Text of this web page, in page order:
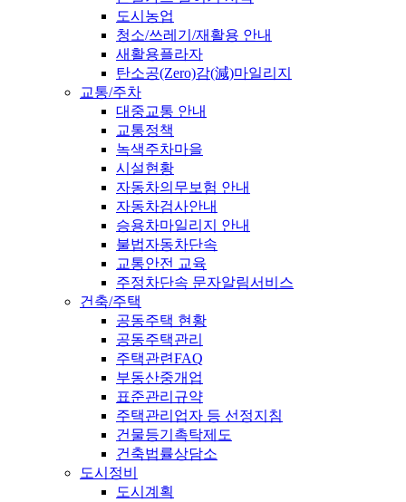
도시농업
청소/쓰레기/재활용 안내
새활용플라자
탄소공(Zero)감(減)마일리지
교통/주차
대중교통 안내
교통정책
녹색주차마을
시설현황
자동차의무보험 안내
자동차검사안내
승용차마일리지 안내
불법자동차단속
교통안전 교육
주정차단속 문자알림서비스
건축/주택
공동주택 현황
공동주택관리
주택관련FAQ
부동산중개업
표준관리규약
주택관리업자 등 선정지침
건물등기촉탁제도
건축법률상담소
도시정비
도시계획